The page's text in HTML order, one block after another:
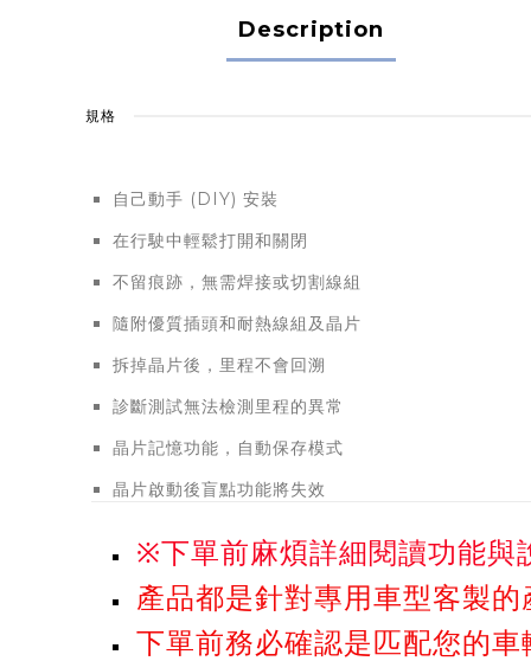
Description
規格
自己動手 (DIY) 安裝
在行駛中輕鬆打開和關閉
不留痕跡，無需焊接或切割線組
隨附優質插頭和耐熱線組及晶片
拆掉晶片後，里程不會回溯
診斷測試無法檢測里程的異常
晶片記憶功能，自動保存模式
晶片啟動後盲點功能將失效
※下單前麻煩詳細閱讀功能與
產品都是針對專用車型客製的
下單前務必確認是匹配您的車